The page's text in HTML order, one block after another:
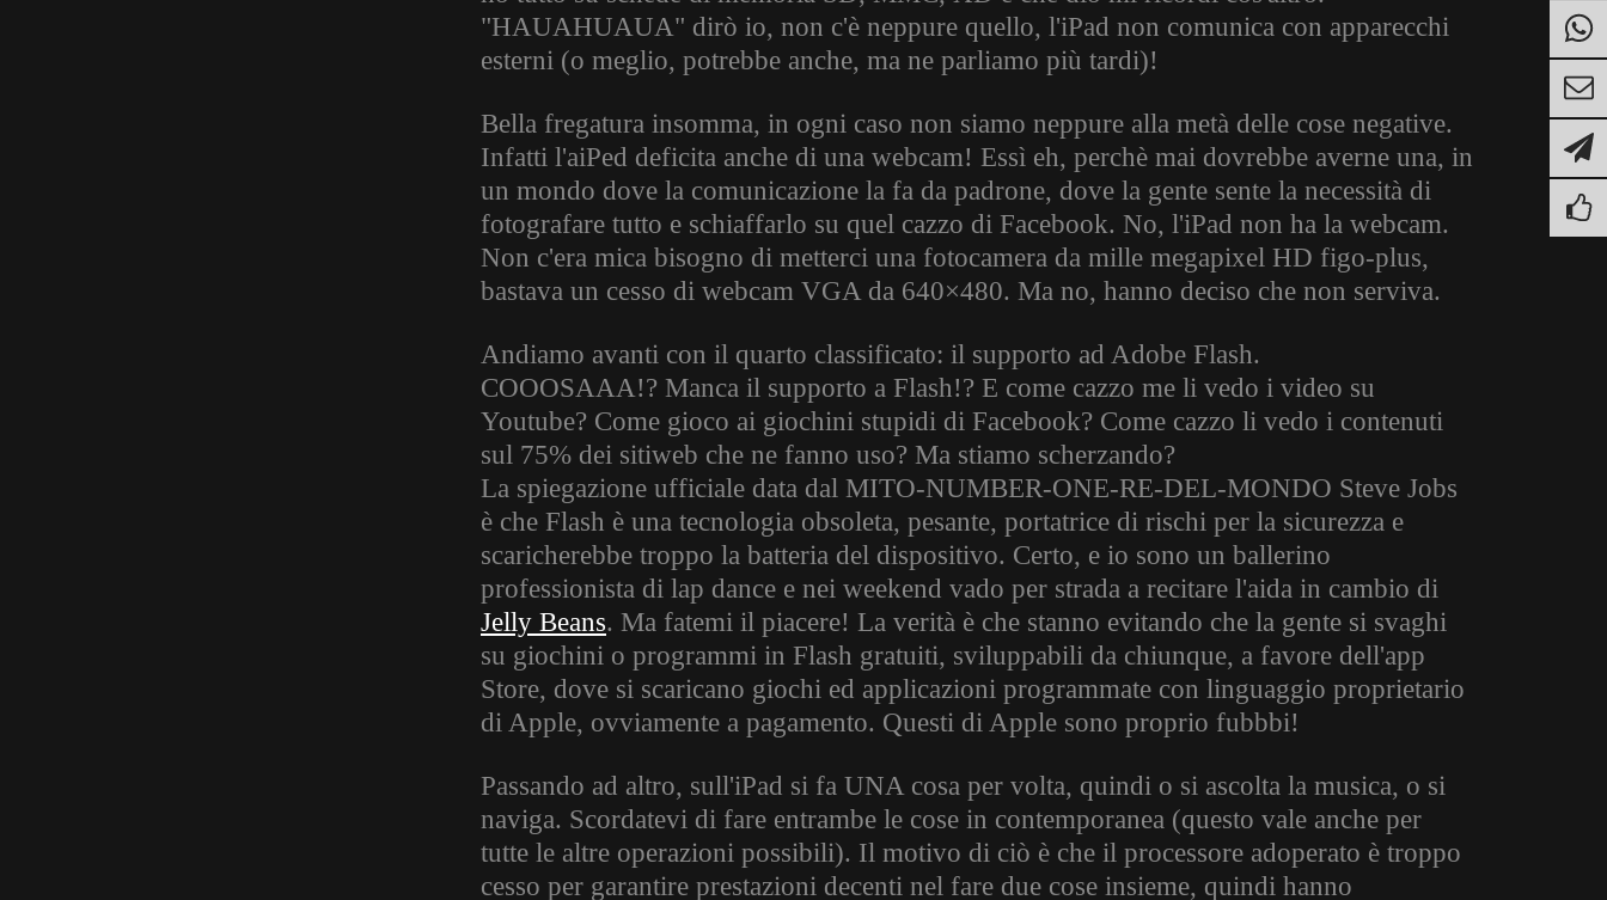
"HAUAHUAUA" dirò io, non c'è neppure quello, l'iPad non comunica con apparecchi
esterni (o meglio, potrebbe anche, ma ne parliamo più tardi)!
Bella fregatura insomma, in ogni caso non siamo neppure alla metà delle cose negative.
Infatti l'aiPed deficita anche di una webcam! Essì eh, perchè mai dovrebbe averne una, in
un mondo dove la comunicazione la fa da padrone, dove la gente sente la necessità di
fotografare tutto e schiaffarlo su quel cazzo di Facebook. No, l'iPad non ha la webcam.
Non c'era mica bisogno di metterci una fotocamera da mille megapixel HD figo-plus,
bastava un cesso di webcam VGA da 640×480. Ma no, hanno deciso che non serviva.
Andiamo avanti con il quarto classificato: il supporto ad Adobe Flash.
COOOSAAA!? Manca il supporto a Flash!? E come cazzo me li vedo i video su
Youtube? Come gioco ai giochini stupidi di Facebook? Come cazzo li vedo i contenuti
sul 75% dei sitiweb che ne fanno uso? Ma stiamo scherzando?
La spiegazione ufficiale data dal MITO-NUMBER-ONE-RE-DEL-MONDO Steve Jobs
è che Flash è una tecnologia obsoleta, pesante, portatrice di rischi per la sicurezza e
scaricherebbe troppo la batteria del dispositivo. Certo, e io sono un ballerino
professionista di lap dance e nei weekend vado per strada a recitare l'aida in cambio di
Jelly Beans. Ma fatemi il piacere! La verità è che stanno evitando che la gente si svaghi
su giochini o programmi in Flash gratuiti, sviluppabili da chiunque, a favore dell'app
Store, dove si scaricano giochi ed applicazioni programmate con linguaggio proprietario
di Apple, ovviamente a pagamento. Questi di Apple sono proprio fubbbi!
Passando ad altro, sull'iPad si fa UNA cosa per volta, quindi o si ascolta la musica, o si
naviga. Scordatevi di fare entrambe le cose in contemporanea (questo vale anche per
tutte le altre operazioni possibili). Il motivo di ciò è che il processore adoperato è troppo
cesso per garantire prestazioni decenti nel fare due cose insieme, quindi hanno